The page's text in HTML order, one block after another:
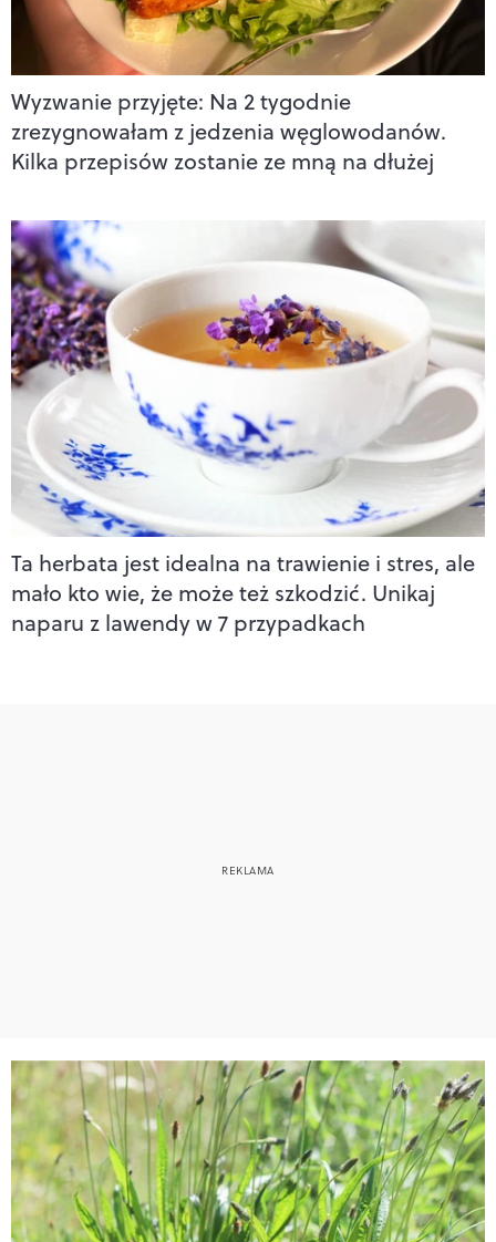
Wyzwanie przyjęte: Na 2 tygodnie
zrezygnowałam z jedzenia węglowodanów.
Kilka przepisów zostanie ze mną na dłużej
Ta herbata jest idealna na trawienie i stres, ale
mało kto wie, że może też szkodzić. Unikaj
naparu z lawendy w 7 przypadkach